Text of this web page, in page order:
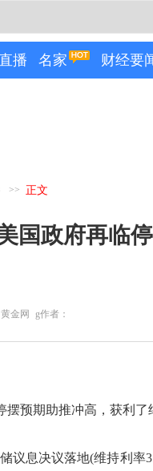
播 名家 财经要
>> 正文
国政府再临
金网 g作者：
预期助推冲高，获利了
息决议落地(维持利率